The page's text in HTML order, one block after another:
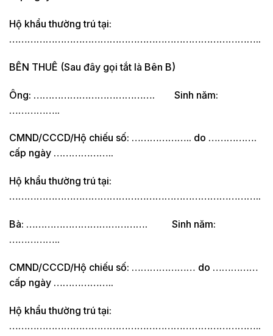
Hộ khẩu thường trú tại:
………………………………………………………………………..
BÊN THUÊ (Sau đây gọi tắt là Bên B)
Ông: …………………………………. Sinh năm:
……………..
CMND/CCCD/Hộ chiếu số: ……………….. do …………….
cấp ngày ………………..
Hộ khẩu thường trú tại:
………………………………………………………………………..
Bà: …………………………………. Sinh năm:
……………..
CMND/CCCD/Hộ chiếu số: ………………… do ……………
cấp ngày ………………..
Hộ khẩu thường trú tại:
………………………………………………………………………..